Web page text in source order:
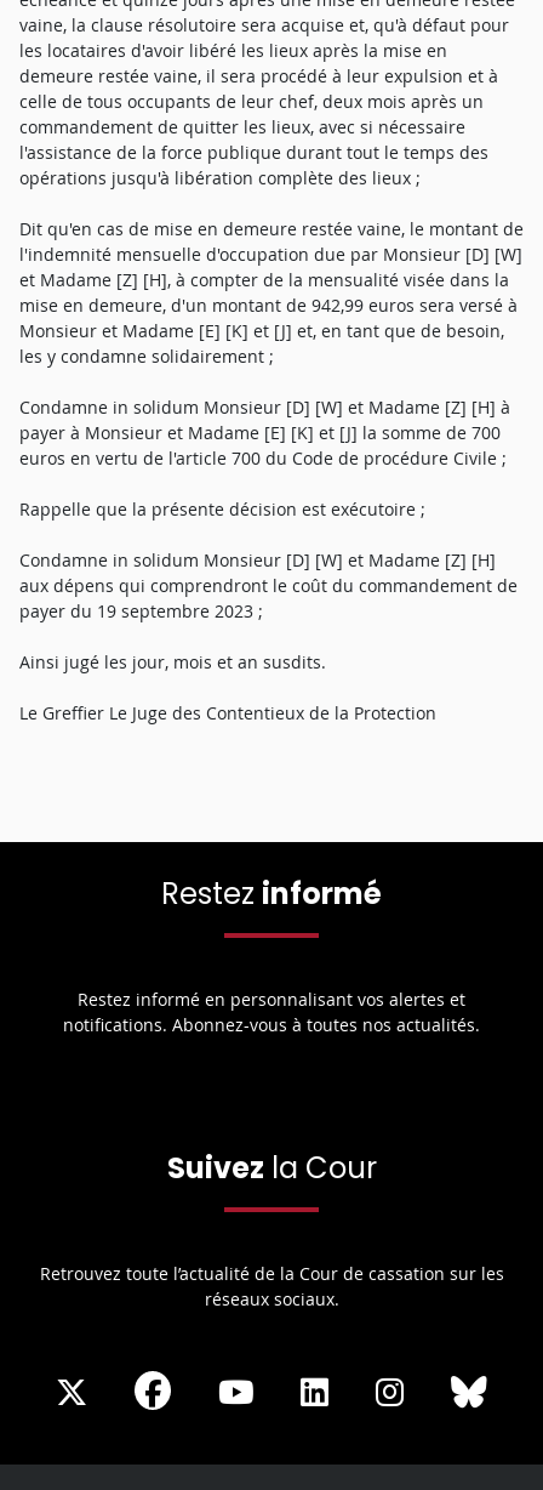
vaine, la clause résolutoire sera acquise et, qu'à défaut pour
les locataires d'avoir libéré les lieux après la mise en
demeure restée vaine, il sera procédé à leur expulsion et à
celle de tous occupants de leur chef, deux mois après un
commandement de quitter les lieux, avec si nécessaire
l'assistance de la force publique durant tout le temps des
opérations jusqu'à libération complète des lieux ;
Dit qu'en cas de mise en demeure restée vaine, le montant de
l'indemnité mensuelle d'occupation due par Monsieur [D] [W]
et Madame [Z] [H], à compter de la mensualité visée dans la
mise en demeure, d'un montant de 942,99 euros sera versé à
Monsieur et Madame [E] [K] et [J] et, en tant que de besoin,
les y condamne solidairement ;
Condamne in solidum Monsieur [D] [W] et Madame [Z] [H] à
payer à Monsieur et Madame [E] [K] et [J] la somme de 700
euros en vertu de l'article 700 du Code de procédure Civile ;
Rappelle que la présente décision est exécutoire ;
Condamne in solidum Monsieur [D] [W] et Madame [Z] [H]
aux dépens qui comprendront le coût du commandement de
payer du 19 septembre 2023 ;
Ainsi jugé les jour, mois et an susdits.
Le Greffier Le Juge des Contentieux de la Protection
Restez informé
Restez informé en personnalisant vos alertes et
notifications. Abonnez-vous à toutes nos actualités.
Suivez la Cour
Retrouvez toute l’actualité de la Cour de cassation sur les
réseaux sociaux.
Share
X
Share
Facebook
Share
Youtube
Share
LinkedIn
Share
Instagram